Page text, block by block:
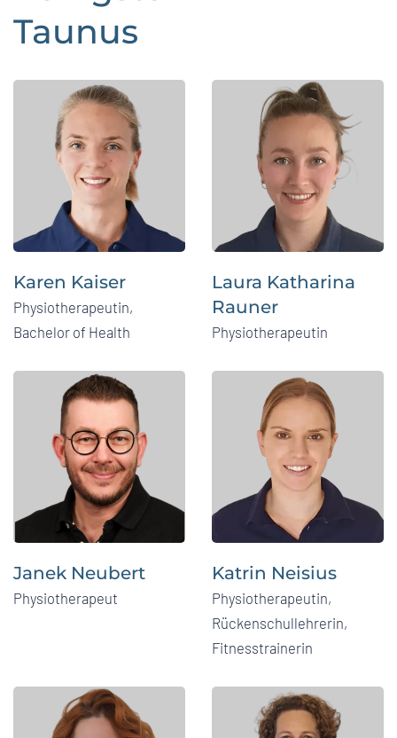
Taunus
Karen Kaiser
Physiotherapeutin,
Bachelor of Health
Laura Katharina
Rauner
Physiotherapeutin
Janek Neubert
Physiotherapeut
Katrin Neisius
Physiotherapeutin,
Rückenschullehrerin,
Fitnesstrainerin